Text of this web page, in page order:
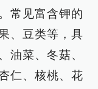
常见富含钾的
、豆类等，具
油菜、冬菇、
仁、核桃、花